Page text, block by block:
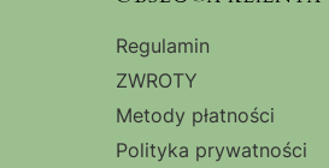
Regulamin
ZWROTY
Metody płatności
Polityka prywatności